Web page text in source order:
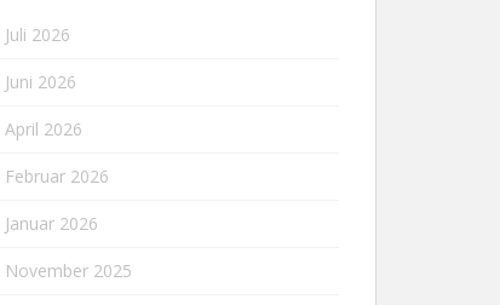
Juli 2026
Juni 2026
April 2026
Februar 2026
Januar 2026
November 2025